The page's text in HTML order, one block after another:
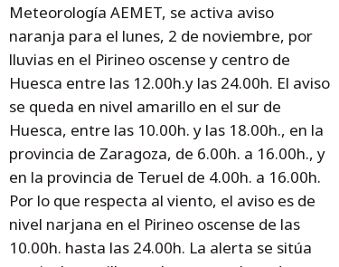
Meteorología AEMET, se activa aviso
naranja para el lunes, 2 de noviembre, por
lluvias en el Pirineo oscense y centro de
Huesca entre las 12.00h.y las 24.00h. El aviso
se queda en nivel amarillo en el sur de
Huesca, entre las 10.00h. y las 18.00h., en la
provincia de Zaragoza, de 6.00h. a 16.00h., y
en la provincia de Teruel de 4.00h. a 16.00h.
Por lo que respecta al viento, el aviso es de
nivel narjana en el Pirineo oscense de las
10.00h. hasta las 24.00h. La alerta se sitúa